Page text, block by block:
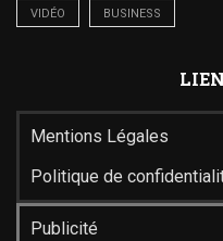
VIDÉO BUSINESS
Mentions Légales
Politique de
Publicité